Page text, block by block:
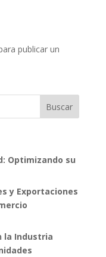
publicar un
Optimizando su
y Exportaciones
la Industria